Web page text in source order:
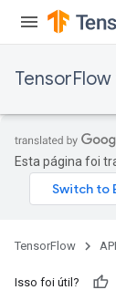
TensorFlow
Esta página foi
TensorFlow API
Isso foi útil?